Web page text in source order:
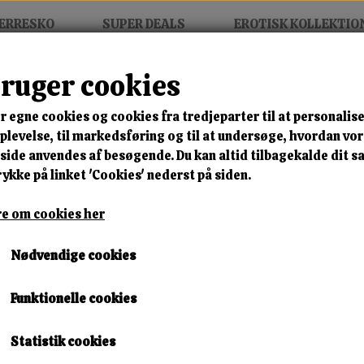
SUPER DEALS EROTISK
- Wet Look Dress
MIX FRIT • KØB 3 BETAL
Body Pleasure - Wet Look
🎁 SPAR 10 % – KLIK
299,00 kr.
S/M
cookies
egne cookies og cookies fra tredjeparter til at
til markedsføring og til at undersøge, hvordan
anvendes af besøgende. Du kan altid tilbagekalde dit
på linket 'Cookies' nederst på siden.
om cookies her
Nødvendige cookies
Funktionelle cookies
Statistik cookies